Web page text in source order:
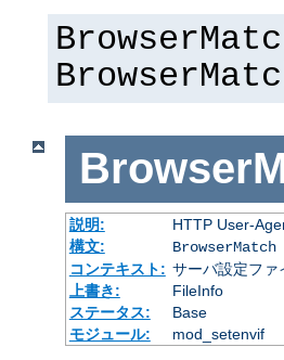
説明:
HTTP User-
構文:
BrowserMatch
コンテキスト: サーバ設定ファ
上書き:
FileInfo
ステータス:
Base
モジュール:
mod_setenvif